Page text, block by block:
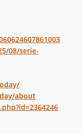
08/serie-
about